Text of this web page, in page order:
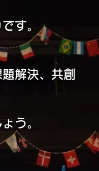
す。
解決、共創
う。